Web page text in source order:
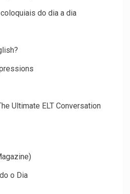
do dia a dia
Ultimate ELT Conversation
o Dia